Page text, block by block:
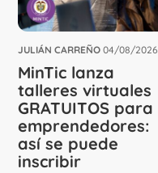
JULIÁN CARREÑO 04/08/2026
MinTic lanza
talleres virtuales
GRATUITOS para
emprendedores:
así se puede
inscribir